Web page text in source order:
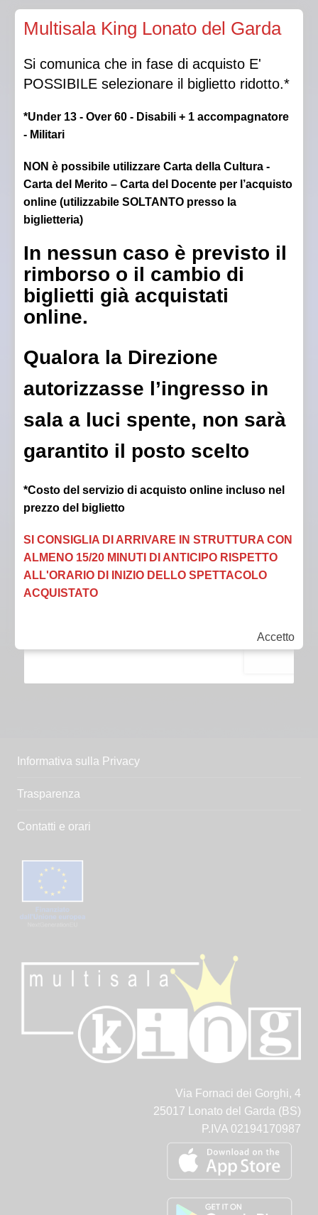
luci spente, non sarà garantito il posto scelto.
Informativa sulla Privacy
Trasparenza
Contatti e orari
Via Fornaci dei Gorghi, 4
25017 Lonato del Garda (BS)
P.IVA 02194170987
Accetto
Multisala King Lonato del Garda
Si comunica che in fase di acquisto E'
POSSIBILE selezionare il biglietto ridotto.*
*Under 13 - Over 60 - Disabili + 1 accompagnatore
- Militari
NON è possibile utilizzare Carta della Cultura -
Carta del Merito – Carta del Docente per l’acquisto
online (utilizzabile SOLTANTO presso la
biglietteria)
In nessun caso è previsto il
rimborso o il cambio di
biglietti già acquistati
online.
Qualora la Direzione
autorizzasse l’ingresso in
sala a luci spente, non sarà
garantito il posto scelto
*Costo del servizio di acquisto online incluso nel
prezzo del biglietto
SI CONSIGLIA DI ARRIVARE IN STRUTTURA CON
ALMENO 15/20 MINUTI DI ANTICIPO RISPETTO
ALL'ORARIO DI INIZIO DELLO SPETTACOLO
ACQUISTATO